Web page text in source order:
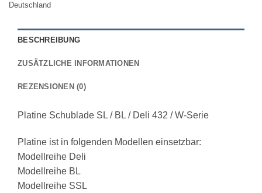
Deutschland
BESCHREIBUNG
ZUSÄTZLICHE INFORMATIONEN
REZENSIONEN (0)
Platine Schublade SL / BL / Deli 432 / W-Serie
Platine ist in folgenden Modellen einsetzbar:
Modellreihe Deli
Modellreihe BL
Modellreihe SSL